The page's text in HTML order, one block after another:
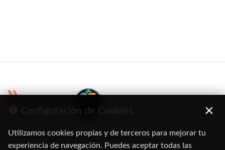
C/ Oruro, 11. 28016 Madrid
🍪 Configuración de Cookies ×
Utilizamos cookies propias y de terceros para mejorar tu
experiencia de navegación. Puedes aceptar todas las